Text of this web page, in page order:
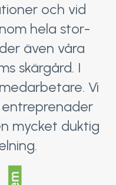
och vid
hela stor-
även våra
skärgård. I
Vi
mycket duktig